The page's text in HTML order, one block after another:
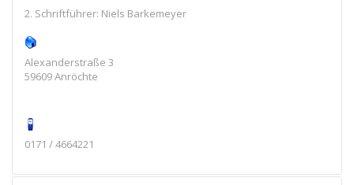
2. Schriftführer: Niels Barkemeyer
Alexanderstraße 3
59609 Anröchte
0171 / 4664221